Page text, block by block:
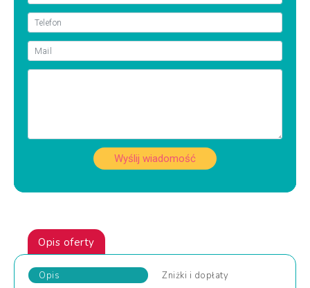
Wyślij wiadomość
Opis oferty
Opis Zniżki i dopłaty